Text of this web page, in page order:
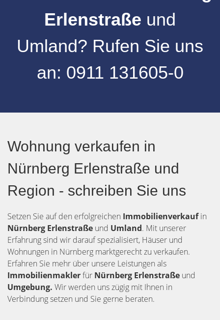
Erlenstraße und
Umland? Rufen Sie uns
an: 0911 131605-0
Wohnung verkaufen in
Nürnberg Erlenstraße und
Region - schreiben Sie uns
Setzen Sie auf den erfolgreichen Immobilienverkaufin
Nürnberg Erlenstraße und Umland. Mit unserer
Erfahrung sind wir darauf spezialisiert, Häuser und
Wohnungen in Nürnberg marktgerecht zu verkaufen.
Erfahren Sie mehr über unsere Leistungen als
Immobilienmaklerfür Nürnberg Erlenstraße und
Umgebung. Wir werden uns zügig mit Ihnen in
Verbindung setzen und Sie gerne beraten.